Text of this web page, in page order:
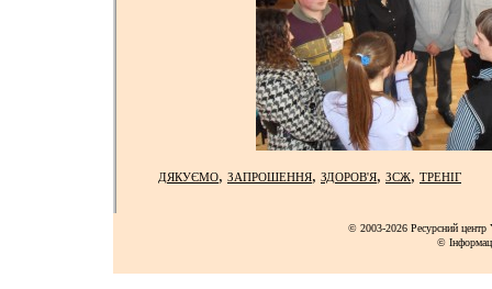
ДЯКУЄМО, ЗАПРОШЕННЯ, ЗДОРОВ'Я, ЗСЖ, ТРЕНІГ
© 2003-2026 Ресурсний
©